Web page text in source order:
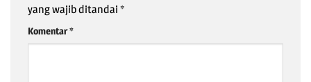
yang wajib ditandai *
Komentar*